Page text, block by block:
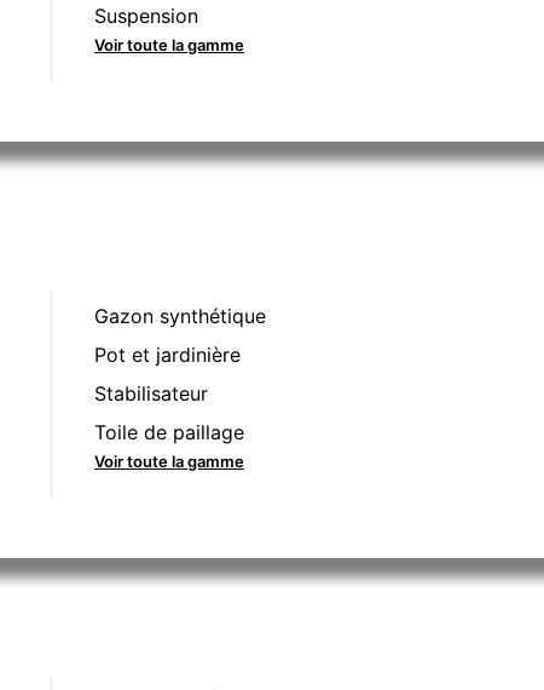
Suspension
Voir toute la gamme
Gazon synthétique
Pot et jardinière
Stabilisateur
Toile de paillage
Voir toute la gamme